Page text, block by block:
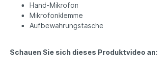
Hand-Mikrofon
Mikrofonklemme
Aufbewahrungstasche
Schauen Sie sich dieses Produktvideo an: